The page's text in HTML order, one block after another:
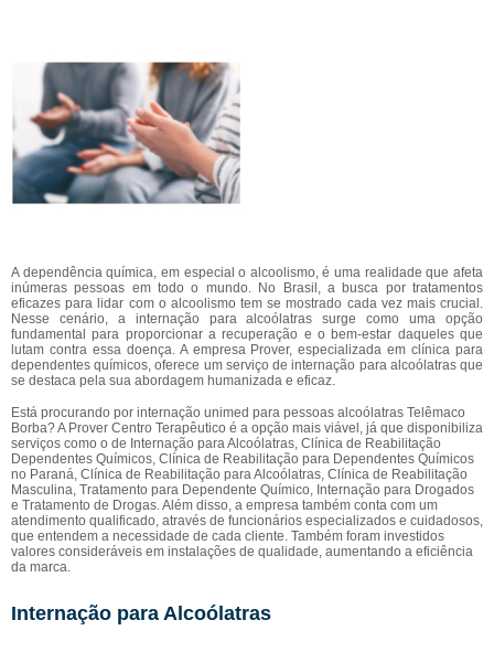
A dependência química, em especial o alcoolismo, é uma realidade que afeta
inúmeras pessoas em todo o mundo. No Brasil, a busca por tratamentos
eficazes para lidar com o alcoolismo tem se mostrado cada vez mais crucial.
Nesse cenário, a internação para alcoólatras surge como uma opção
fundamental para proporcionar a recuperação e o bem-estar daqueles que
lutam contra essa doença. A empresa Prover, especializada em clínica para
dependentes químicos, oferece um serviço de internação para alcoólatras que
se destaca pela sua abordagem humanizada e eficaz.
Está procurando por internação unimed para pessoas alcoólatras Telêmaco
Borba? A Prover Centro Terapêutico é a opção mais viável, já que disponibiliza
serviços como o de Internação para Alcoólatras, Clínica de Reabilitação
Dependentes Químicos, Clínica de Reabilitação para Dependentes Químicos
no Paraná, Clínica de Reabilitação para Alcoólatras, Clínica de Reabilitação
Masculina, Tratamento para Dependente Químico, Internação para Drogados
e Tratamento de Drogas. Além disso, a empresa também conta com um
atendimento qualificado, através de funcionários especializados e cuidadosos,
que entendem a necessidade de cada cliente. Também foram investidos
valores consideráveis em instalações de qualidade, aumentando a eficiência
da marca.
Internação para Alcoólatras